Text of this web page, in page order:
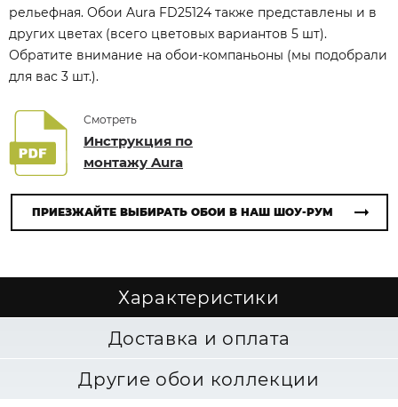
рельефная. Обои Aura FD25124 также представлены и в
других цветах (всего цветовых вариантов 5 шт).
Обратите внимание на обои-компаньоны (мы подобрали
для вас 3 шт.).
Смотреть
Инструкция по
монтажу Aura
ПРИЕЗЖАЙТЕ ВЫБИРАТЬ ОБОИ В НАШ ШОУ-РУМ
Характеристики
Доставка и оплата
Другие обои коллекции